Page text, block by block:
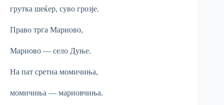
грутка шеќер, суво грозје.
Право трга Мариово,
Мариово — село Дуње.
На пат сретна момичиња,
момичиња — мариовчиња.